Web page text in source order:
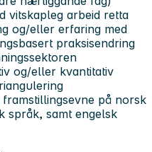
vitskapleg arbeid retta
og/eller erfaring med
praksisendring
og/eller kvantitativ
på norsk
språk, samt engelsk